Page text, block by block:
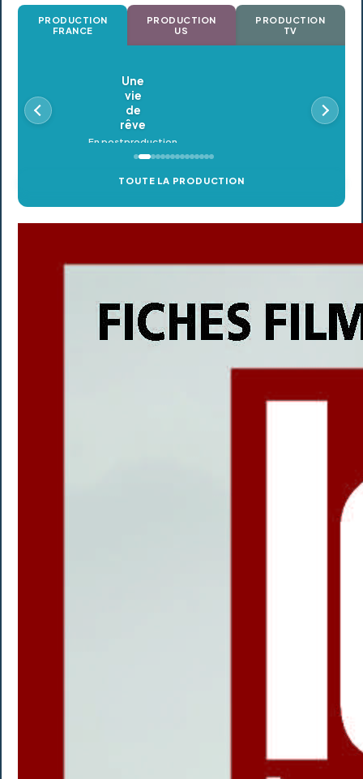
PRODUCTION
FRANCE
PRODUCTION
US
PRODUCTION
TV
Oldeupe
En postproduction
TOUTE LA PRODUCTION